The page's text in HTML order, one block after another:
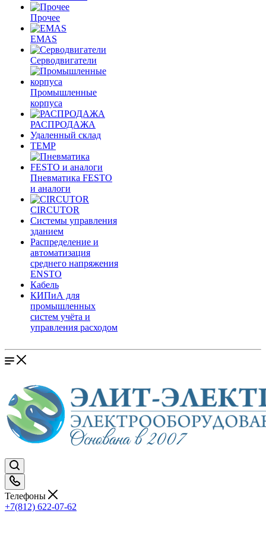
Прочее
EMAS
Cерводвигатели
Промышленные
корпуса
РАСПРОДАЖА
Удаленный склад
TEMP
Пневматика FESTO
и аналоги
CIRCUTOR
Системы управления
зданием
Распределение и
автоматизация
среднего напряжения
ENSTO
Кабель
КИПиА для
промышленных
систем учёта и
управления расходом
Телефоны
+7(812) 622-07-62